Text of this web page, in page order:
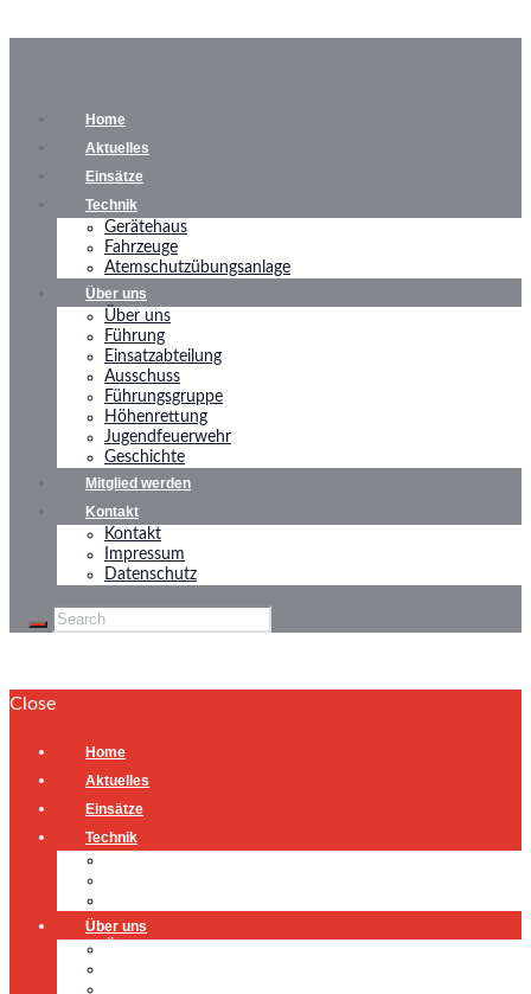
Home
Aktuelles
Einsätze
Technik
Gerätehaus
Fahrzeuge
Atemschutzübungsanlage
Über uns
Über uns
Führung
Einsatzabteilung
Ausschuss
Führungsgruppe
Höhenrettung
Jugendfeuerwehr
Geschichte
Mitglied werden
Kontakt
Kontakt
Impressum
Datenschutz
Close
Home
Aktuelles
Einsätze
Technik
Über uns